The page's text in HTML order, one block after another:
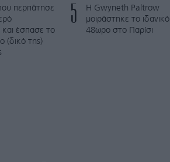
περπάτησε
έσπασε το
(δικό της)
5
Η Gwyneth Paltrow
μοιράστηκε το ιδανικό
48ωρο στο Παρίσι